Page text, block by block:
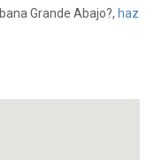
Grande Abajo?, haz